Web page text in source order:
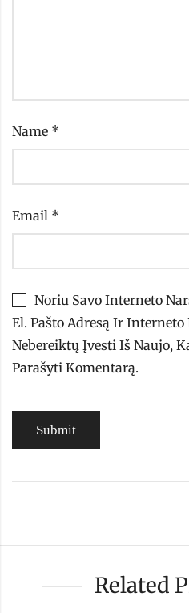
Name *
Email *
Noriu Savo Interneto
El. Pašto Adresą Ir Interneto
Nebereiktų Įvesti Iš Naujo,
Parašyti Komentarą.
Related